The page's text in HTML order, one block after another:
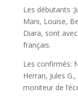
Les débutants
Mani, Louise,
Diara, sont
français.
Les confirmés:
Herran, Jules
moniteur de